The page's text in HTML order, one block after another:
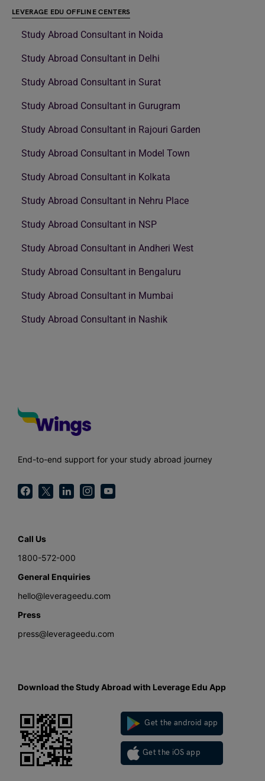
LEVERAGE EDU OFFLINE CENTERS
Study Abroad Consultant in Noida
Study Abroad Consultant in Delhi
Study Abroad Consultant in Surat
Study Abroad Consultant in Gurugram
Study Abroad Consultant in Rajouri Garden
Study Abroad Consultant in Model Town
Study Abroad Consultant in Kolkata
Study Abroad Consultant in Nehru Place
Study Abroad Consultant in NSP
Study Abroad Consultant in Andheri West
Study Abroad Consultant in Bengaluru
Study Abroad Consultant in Mumbai
Study Abroad Consultant in Nashik
End-to-end support for your study abroad journey
Call Us
1800-572-000
General Enquiries
hello@leverageedu.com
Press
press@leverageedu.com
Download the Study Abroad with Leverage Edu App
Get the android app
Get the iOS app